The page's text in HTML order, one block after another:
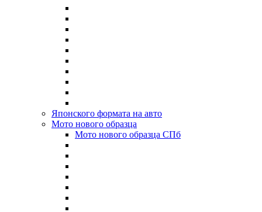
Японского формата на авто
Мото нового образца
Мото нового образца СПб